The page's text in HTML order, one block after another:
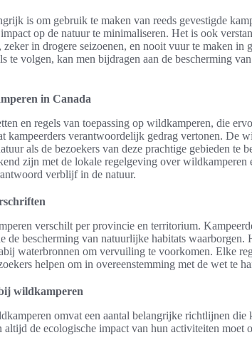
is om gebruik te maken van reeds gevestigde
op de natuur te minimaliseren. Het is ook
in drogere seizoenen, en nooit vuur te maken in
te volgen, kan men bijdragen aan de bescherming
in Canada
en regels van toepassing op wildkamperen, die
kampeerders verantwoordelijk gedrag vertonen. De
als de bezoekers van deze prachtige gebieden te
zijn met de lokale regelgeving over wildkamperen
verblijf in de natuur.
verschilt per provincie en territorium.
de bescherming van natuurlijke habitats waarborgen.
waterbronnen om vervuiling te voorkomen. Elke
helpen om in overeenstemming met de wet te
wildkamperen
omvat een aantal belangrijke richtlijnen die
de ecologische impact van hun activiteiten moet